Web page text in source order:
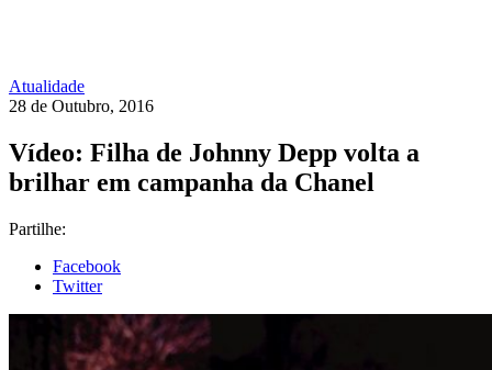
Atualidade
28 de Outubro, 2016
Vídeo: Filha de Johnny Depp volta a
brilhar em campanha da Chanel
Partilhe:
Facebook
Twitter